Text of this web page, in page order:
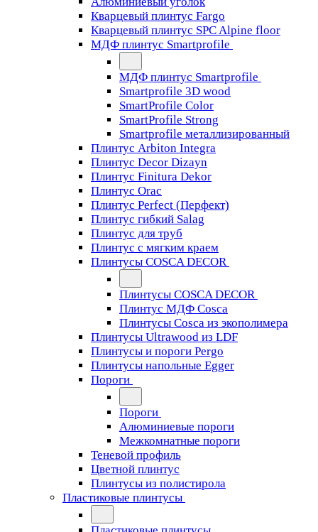
Кварцевый плинтус Fargo
Кварцевый плинтус SPC Alpine floor
МДФ плинтус Smartprofile
МДФ плинтус Smartprofile
Smartprofile 3D wood
SmartProfile Color
SmartProfile Strong
Smartprofile металлизированный
Плинтус Arbiton Integra
Плинтус Decor Dizayn
Плинтус Finitura Dekor
Плинтус Orac
Плинтус Perfect (Перфект)
Плинтус гибкий Salag
Плинтус для труб
Плинтус с мягким краем
Плинтусы COSCA DECOR
Плинтусы COSCA DECOR
Плинтус МДФ Cosca
Плинтусы Cosca из экополимера
Плинтусы Ultrawood из LDF
Плинтусы и пороги Pergo
Плинтусы напольные Egger
Пороги
Пороги
Алюминиевые пороги
Межкомнатные пороги
Теневой профиль
Цветной плинтус
Плинтусы из полистирола
Пластиковые плинтусы